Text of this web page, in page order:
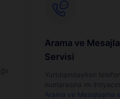
Arama ve
Servisi
Arama ve Mesajlaşma